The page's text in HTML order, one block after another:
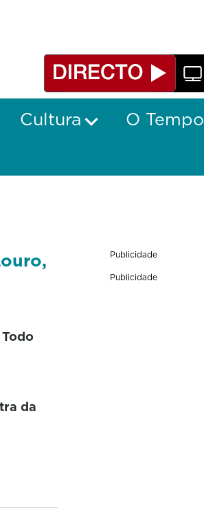
Cultura
O Tempo
da
Publicidade
Publicidade